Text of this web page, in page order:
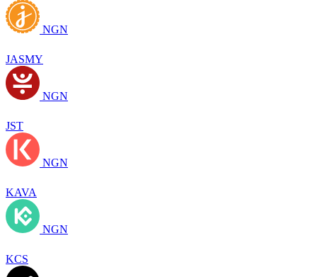
NGN
JASMY
NGN
JST
NGN
KAVA
NGN
KCS